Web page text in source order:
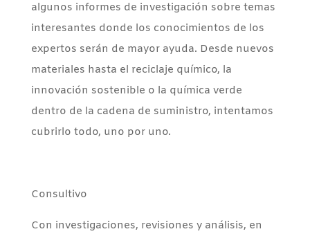
algunos informes de investigación sobre temas
interesantes donde los conocimientos de los
expertos serán de mayor ayuda. Desde nuevos
materiales hasta el reciclaje químico, la
innovación sostenible o la química verde
dentro de la cadena de suministro, intentamos
cubrirlo todo, uno por uno.
Consultivo
Con investigaciones, revisiones y análisis, en